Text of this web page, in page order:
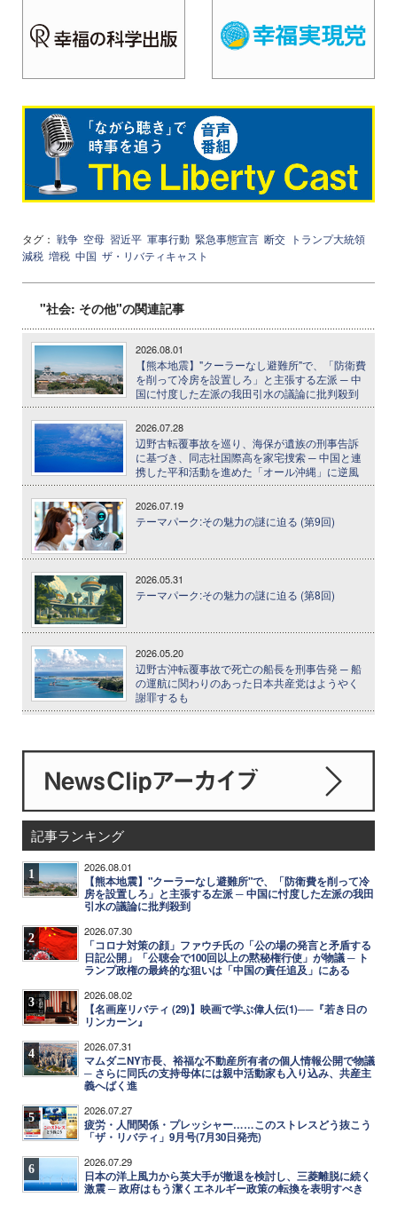
タグ： 戦争 空母 習近平 軍事行動 緊急事態宣言 断交 トランプ大統領
減税 増税 中国 ザ・リバティキャスト
"社会: その他"の関連記事
2026.08.01
【熊本地震】"クーラーなし避難所"で、「防衛費
を削って冷房を設置しろ」と主張する左派 ─ 中
国に忖度した左派の我田引水の議論に批判殺到
2026.07.28
辺野古転覆事故を巡り、海保が遺族の刑事告訴
に基づき、同志社国際高を家宅捜索 ─ 中国と連
携した平和活動を進めた「オール沖縄」に逆風
2026.07.19
テーマパーク:その魅力の謎に迫る (第9回)
2026.05.31
テーマパーク:その魅力の謎に迫る (第8回)
2026.05.20
辺野古沖転覆事故で死亡の船長を刑事告発 ─ 船
の運航に関わりのあった日本共産党はようやく
謝罪するも
記事ランキング
1 2026.08.01
【熊本地震】"クーラーなし避難所"で、「防衛費を削って冷
房を設置しろ」と主張する左派 ─ 中国に忖度した左派の我田
引水の議論に批判殺到
2 2026.07.30
「コロナ対策の顔」ファウチ氏の「公の場の発言と矛盾する
日記公開」「公聴会で100回以上の黙秘権行使」が物議 ─ ト
ランプ政権の最終的な狙いは「中国の責任追及」にある
3 2026.08.02
【名画座リバティ (29)】映画で学ぶ偉人伝(1)──『若き日の
リンカーン』
4 2026.07.31
マムダニNY市長、裕福な不動産所有者の個人情報公開で物議
─ さらに同氏の支持母体には親中活動家も入り込み、共産主
義へばく進
5 2026.07.27
疲労・人間関係・プレッシャー……このストレスどう抜こう
「ザ・リバティ」9月号(7月30日発売)
6 2026.07.29
日本の洋上風力から英大手が撤退を検討し、三菱離脱に続く
激震 ─ 政府はもう潔くエネルギー政策の転換を表明すべき